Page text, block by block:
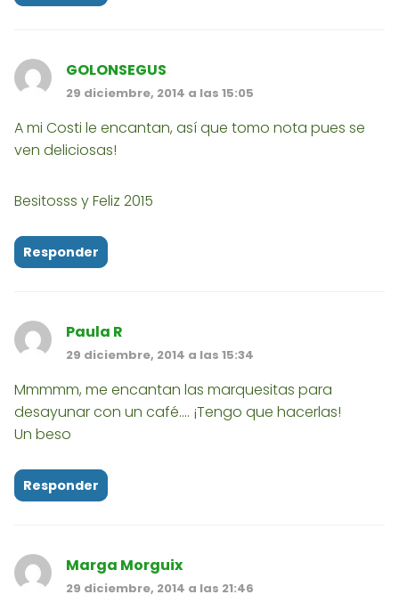
GOLONSEGUS
29 diciembre, 2014 a las 15:05
A mi Costi le encantan, así que tomo nota pues se
ven deliciosas!
Besitosss y Feliz 2015
Responder
Paula R
29 diciembre, 2014 a las 15:34
Mmmmm, me encantan las marquesitas para
desayunar con un café.... ¡Tengo que hacerlas!
Un beso
Responder
Marga Morguix
29 diciembre, 2014 a las 21:46